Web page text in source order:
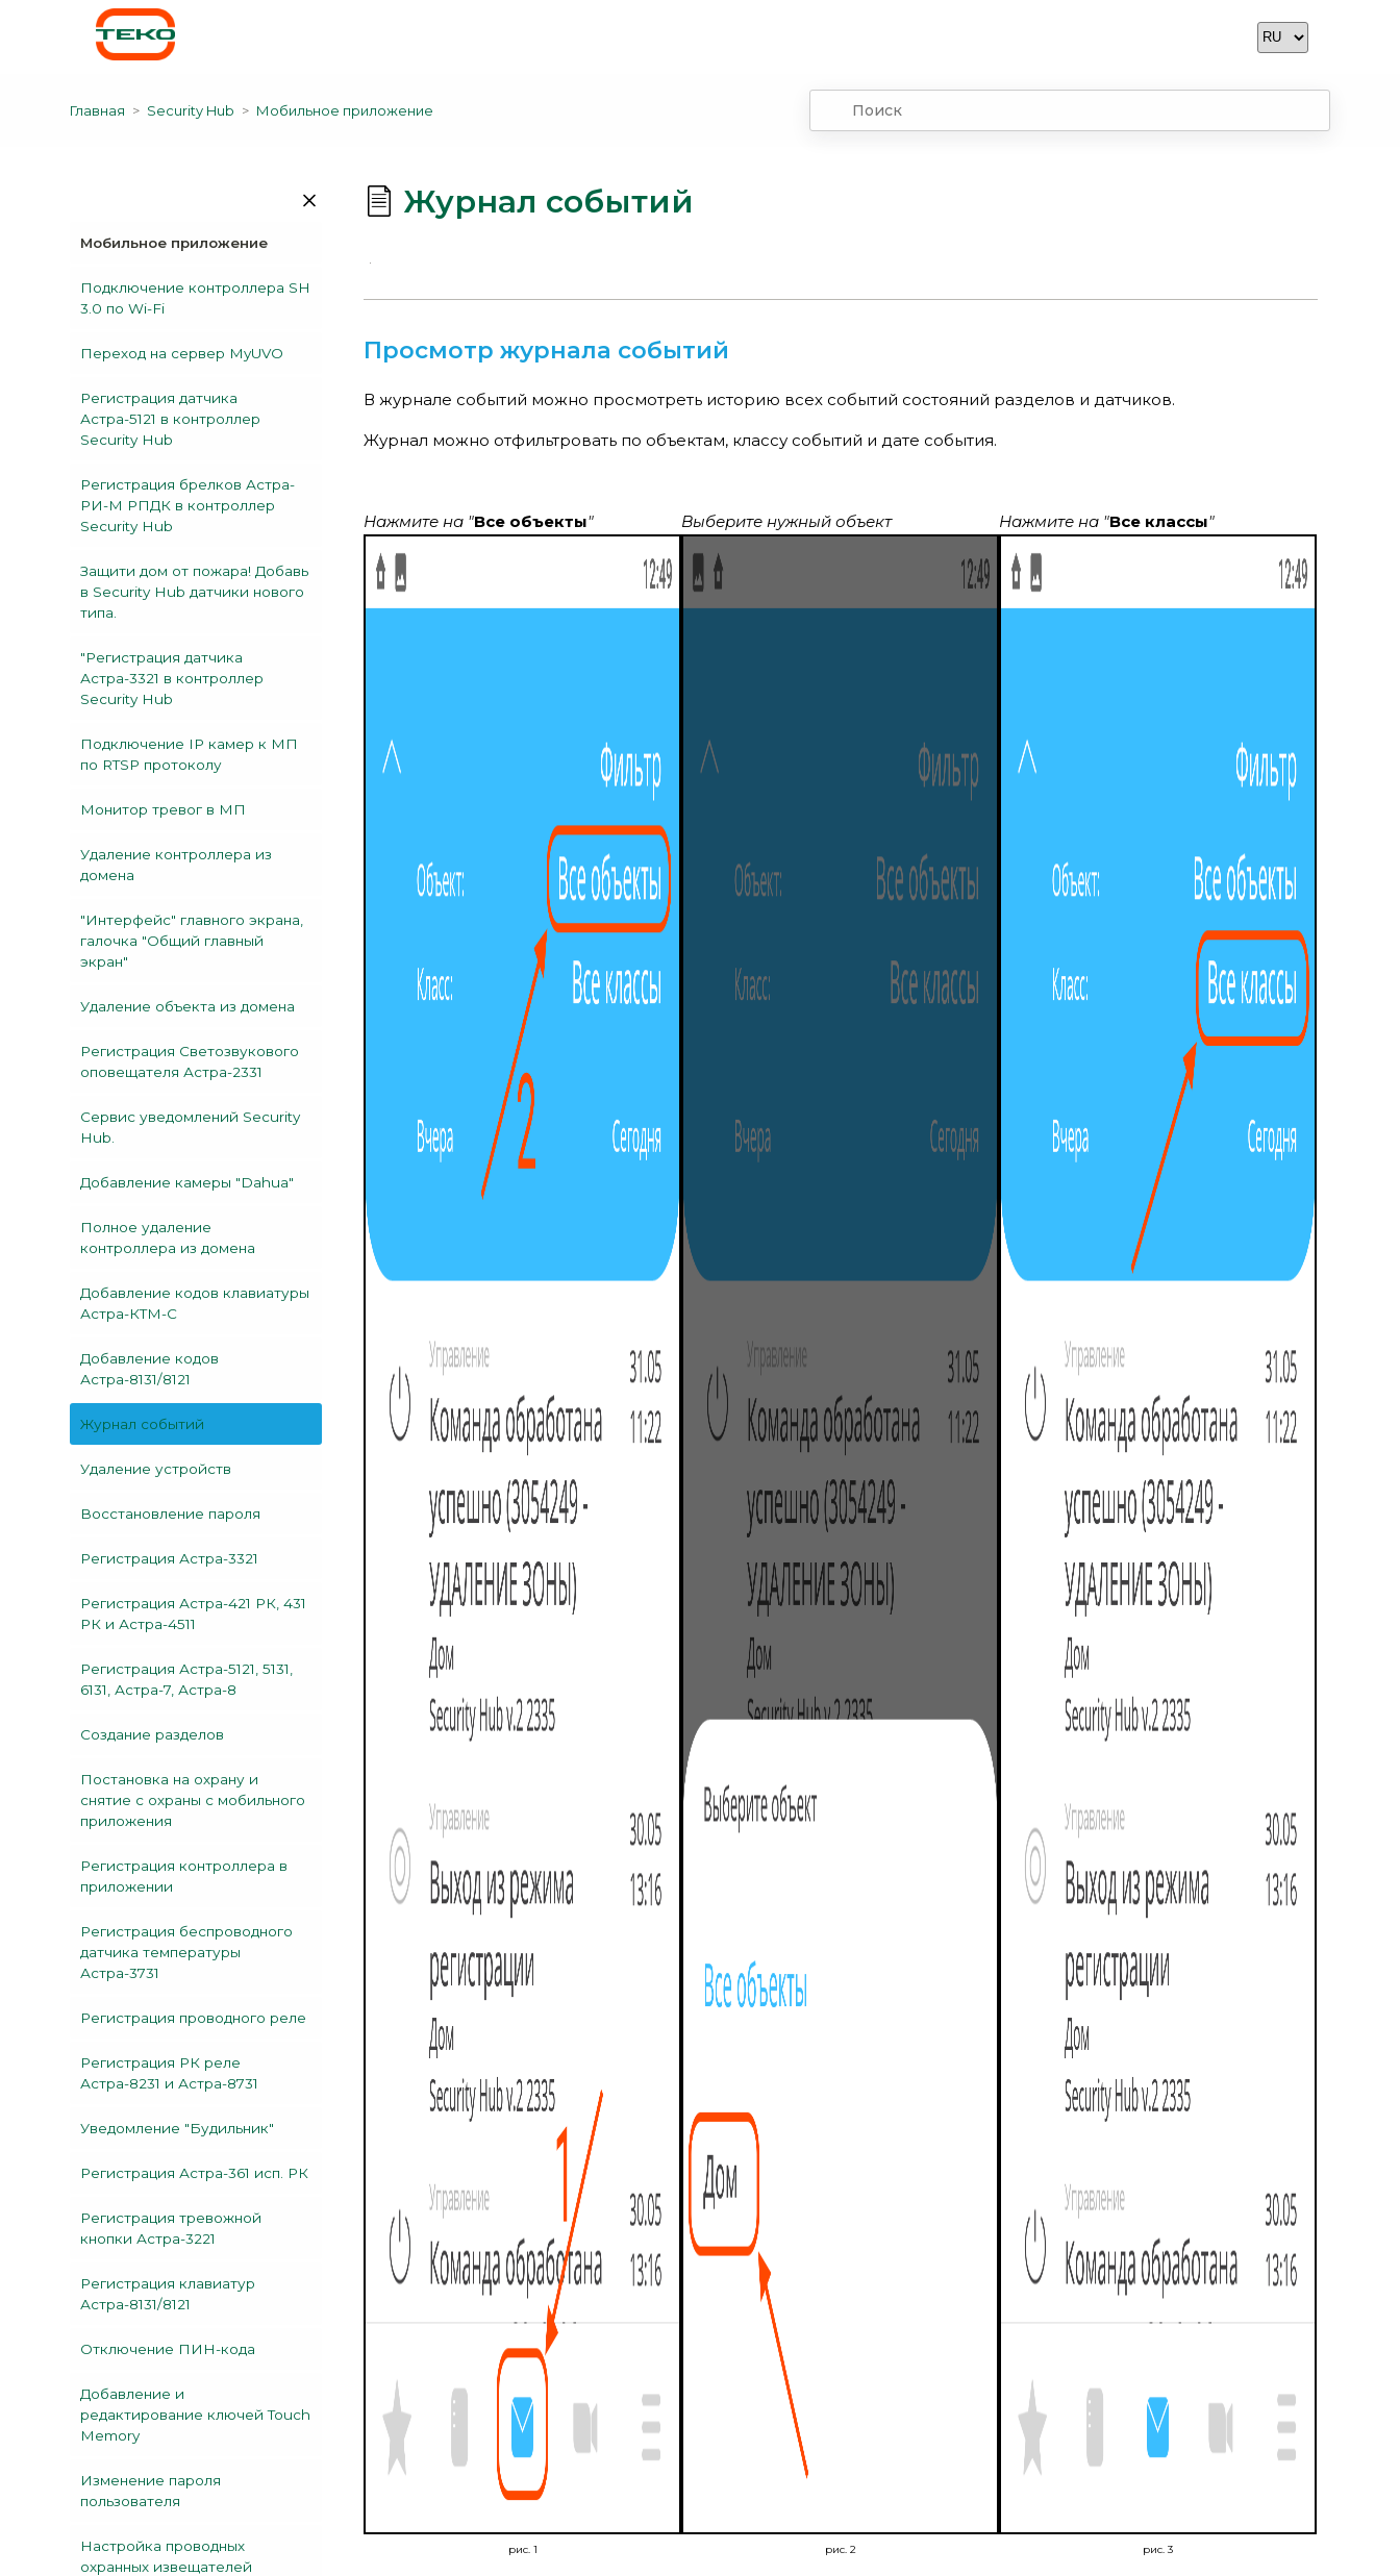
Главная Security Hub Мобильное приложение
Мобильное приложение
Подключение контроллера SH
3.0 по Wi-Fi
Переход на сервер MyUVO
Регистрация датчика
Астра-5121 в контроллер
Security Hub
Регистрация брелков Астра-
РИ-М РПДК в контроллер
Security Hub
Защити дом от пожара! Добавь
в Security Hub датчики нового
типа.
"Регистрация датчика
Астра-3321 в контроллер
Security Hub
Подключение IP камер к МП
по RTSP протоколу
Монитор тревог в МП
Удаление контроллера из
домена
"Интерфейс" главного экрана,
галочка "Общий главный
экран"
Удаление объекта из домена
Регистрация Светозвукового
оповещателя Астра-2331
Сервис уведомлений Security
Hub.
Добавление камеры "Dahua"
Полное удаление
контроллера из домена
Добавление кодов клавиатуры
Астра-КТМ-С
Добавление кодов
Астра-8131/8121
Журнал событий
Удаление устройств
Восстановление пароля
Регистрация Астра-3321
Регистрация Астра-421 РК, 431
РК и Астра-4511
Регистрация Астра-5121, 5131,
6131, Астра-7, Астра-8
Создание разделов
Постановка на охрану и
снятие с охраны с мобильного
приложения
Регистрация контроллера в
приложении
Регистрация беспроводного
датчика температуры
Астра-3731
Регистрация проводного реле
Регистрация РК реле
Астра-8231 и Астра-8731
Уведомление "Будильник"
Регистрация Астра-361 исп. РК
Регистрация тревожной
кнопки Астра-3221
Регистрация клавиатур
Астра-8131/8121
Отключение ПИН-кода
Добавление и
редактирование ключей Touch
Memory
Изменение пароля
пользователя
Настройка проводных
охранных извещателей
Журнал событий
Просмотр журнала событий
В журнале событий можно просмотреть историю всех событий состояний разделов и датчиков.
Журнал можно отфильтровать по объектам, классу событий и дате события.
Нажмите на "Все объекты" Выберите нужный объект Нажмите на "Все классы"
рис. 1 рис. 2 рис. 3